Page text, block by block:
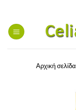
περιεχόμενο
Αρχική σελίδα